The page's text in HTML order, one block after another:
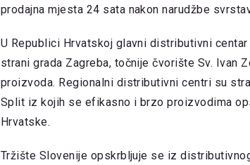
prodajna mjesta 24 sata nakon narudžbe
U Republici Hrvatskoj glavni distributivni
strani grada Zagreba, točnije čvorište Sv. Ivan
proizvoda. Regionalni distributivni centri su
Split iz kojih se efikasno i brzo proizvodima
Hrvatske.
Tržište Slovenije opskrbljuje se iz